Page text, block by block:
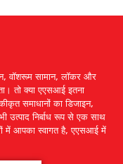
वॉशरूम सामान, लॉकर और
तो क्या एएसआई इतना
समाधानों का डिजाइन,
उत्पाद निर्बाध रूप से एक साथ
में आपका स्वागत है, एएसआई में